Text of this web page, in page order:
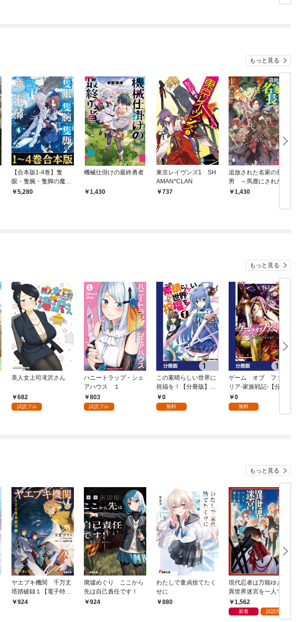
もっと見る
【合本版1-4巻】隻
眼・隻腕・隻脚の魔術
師5,280
機械仕掛けの最終勇者
1,430
東京レイヴンズ1 SH
AMAN*CLAN
737
追放された名家の長
男 ～馬鹿にされたハ
ズレスキルで最強へと
1,430
もっと見る
美人女上司滝沢さん
682
試読フル
ハニートラップ・シェ
アハウス １
803
試読フル
この素晴らしい世界に
祝福を！【分冊版】
1 0
無料
ゲーム オブ ファミ
リア-家族戦記-【分冊
版】 1
0
無料
もっと見る
ヤエブキ機関 千万丈
塔踏破録１【電子特別
版】924
廃墟めぐり ここから
先は自己責任です！
924
わたしで童貞捨てたく
せに
880
現代忍者は万能ゆえに
異世界迷宮を一人でど
こまでも深く潜る 1
1,562
新着 試読増量